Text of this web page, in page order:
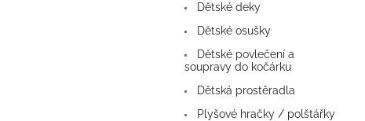
Dětské deky
Dětské osušky
Dětské povlečení a
soupravy do kočárku
Dětská prostěradla
Plyšové hračky / polštářky